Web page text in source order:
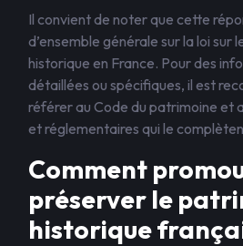
Il convient de noter que cette
d’ensemble générale sur la loi sur
historique en France. Pour des
détaillées ou spécifiques, il est
référer au Code du patrimoine et
et réglementaires qui le
Comment
préserver le
historique